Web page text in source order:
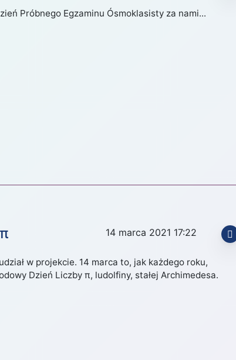
Próbnego Egzaminu Ósmoklasisty za nami...
14 marca 2021 17:22
w projekcie. 14 marca to, jak każdego roku,
Dzień Liczby π, ludolfiny, stałej Archimedesa.